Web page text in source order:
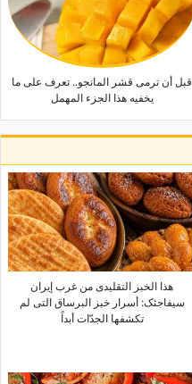
قبل أن ترمی قشر المانجو.. تعرف على ما
یخفیه هذا الجزء المهمل
هذا الخبز التقلیدی من غرب إیران
سیفاجئک: أسرار خبز البرساق التی لم
تکشفها الجدّات أبداً